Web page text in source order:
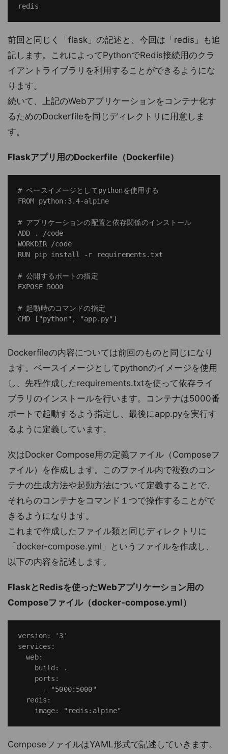
前回と同じく「flask」の記述と、今回は「redis」も追
記します。これによってPythonでRedis接続用のクラ
イアントライブラリを利用することができるようにな
ります。
続いて、上記のWebアプリケーションをコンテナ化す
るためのDockerfileを同じディレクトリに用意しま
す。
Flaskアプリ用のDockerfile（Dockerfile）
# ベースイメージとしてpythonを使用する
FROM python:3.4-alpine
# アプリケーションの配置と依存関係のインストール
ADD . /code
WORKDIR /code
RUN pip install -r requirements.txt
# 公開するポートの指定
EXPOSE 5000
# 起動時のコマンドの指定
Dockerfileの内容については前回のものと同じになり
ます。ベースイメージとしてpythonのイメージを使用
し、先程作成したrequirements.txtを使って依存ライ
ブラリのインストールを行います。コンテナは5000番
ポートで起動するよう指定し、最後にapp.pyを実行す
るように定義しています。
次はDocker Compose用の定義ファイル（Composeフ
ァイル）を作成します。このファイル内で複数のコン
テナの生成方法や起動方法について定義することで、
それらのコンテナをコマンド１つで操作することがで
きるようになります。
これまで作成したファイル類と同じディレクトリに
「docker-compose.yml」というファイルを作成し、
以下の内容を記述します。
FlaskとRedisを使ったWebアプリケーション用の
Composeファイル（docker-compose.yml）
version: '3'
services:
  web:
    build: .
    ports:
      - "5000:5000"
  redis:
ComposeファイルはYAML形式で記述していきます。